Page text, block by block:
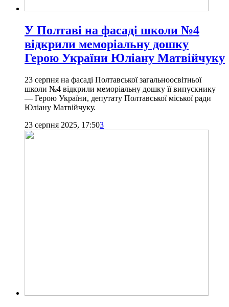
У Полтаві на фасаді школи №4
відкрили меморіальну дошку
Герою України Юліану Матвійчуку
23 серпня на фасаді Полтавської загальноосвітньої
школи №4 відкрили меморіальну дошку її випускнику
— Герою України, депутату Полтавської міської ради
Юліану Матвійчуку.
23 серпня 2025, 17:503